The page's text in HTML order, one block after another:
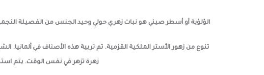
الؤلؤية أو أسطر صيني هو نبات زهري حولي وحيد الجنس من الفصيلة
زهرة تزهر في نفس الوقت. يتم